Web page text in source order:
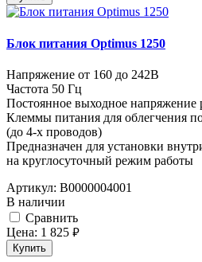
Блок питания Optimus 1250
Напряжение от 160 до 242В
Частота 50 Гц
Постоянное выходное напряжение
Клеммы питания для облегчения
(до 4-х проводов)
Предназначен для установки
на круглосуточный режим работы
Артикул: В0000004001
В наличии
Cравнить
Цена: 1 825 руб.
Купить